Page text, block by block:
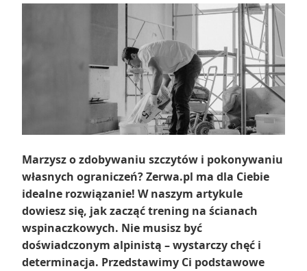
Marzysz o zdobywaniu szczytów i pokonywaniu
własnych ograniczeń? Zerwa.pl ma dla Ciebie
idealne rozwiązanie! W naszym artykule
dowiesz się, jak zacząć trening na ścianach
wspinaczkowych. Nie musisz być
doświadczonym alpinistą – wystarczy chęć i
determinacja. Przedstawimy Ci podstawowe